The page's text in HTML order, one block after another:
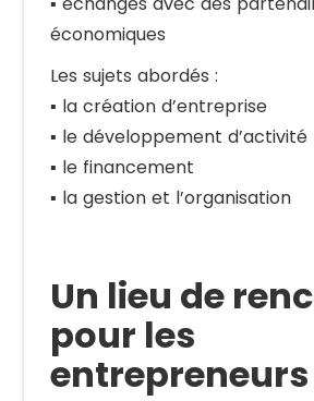
économiques
Les sujets abordés :
▪️ la création d’entreprise
▪️ le développement d’activité
▪️ le financement
▪️ la gestion et l’organisation
Un lieu de
pour les
entrepreneurs